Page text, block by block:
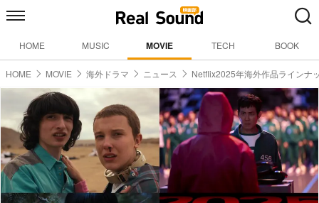
HOME MUSIC MOVIE TECH BOOK
HOME MOVIE 海外ドラマ ニュース Netflix2025年海外作品ラインナ